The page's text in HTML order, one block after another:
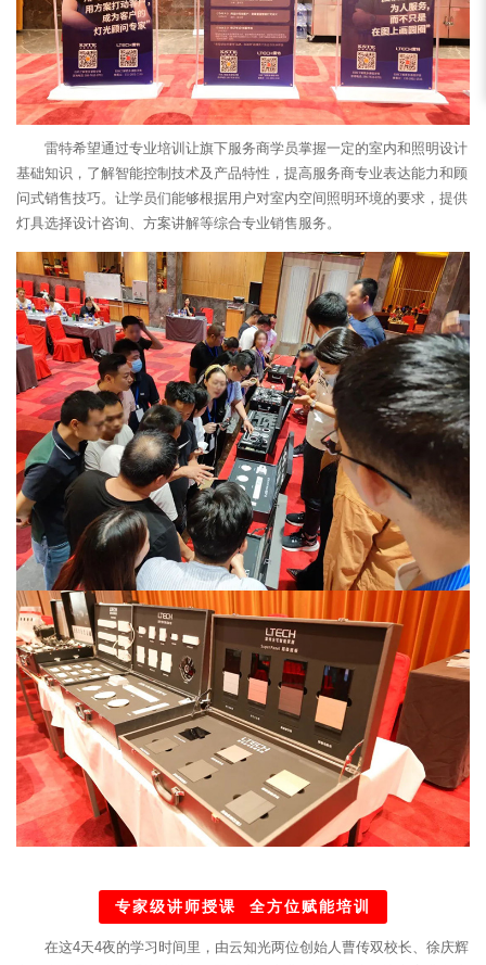
雷特希望通过专业培训让旗下服务商学员掌握一定的室内和照明设计
基础知识，了解智能控制技术及产品特性，提高服务商专业表达能力和顾
问式销售技巧。让学员们能够根据用户对室内空间照明环境的要求，提供
灯具选择设计咨询、方案讲解等综合专业销售服务。
专家级讲师授课 全方位赋能培训
在这4天4夜的学习时间里，由云知光两位创始人曹传双校长、徐庆辉